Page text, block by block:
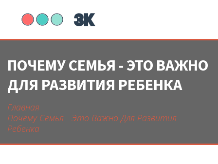
ПОЧЕМУ СЕМЬЯ - ЭТО ВАЖНО
ДЛЯ РАЗВИТИЯ РЕБЕНКА
Главная
Почему Семья - Это Важно Для Развития
Ребенка